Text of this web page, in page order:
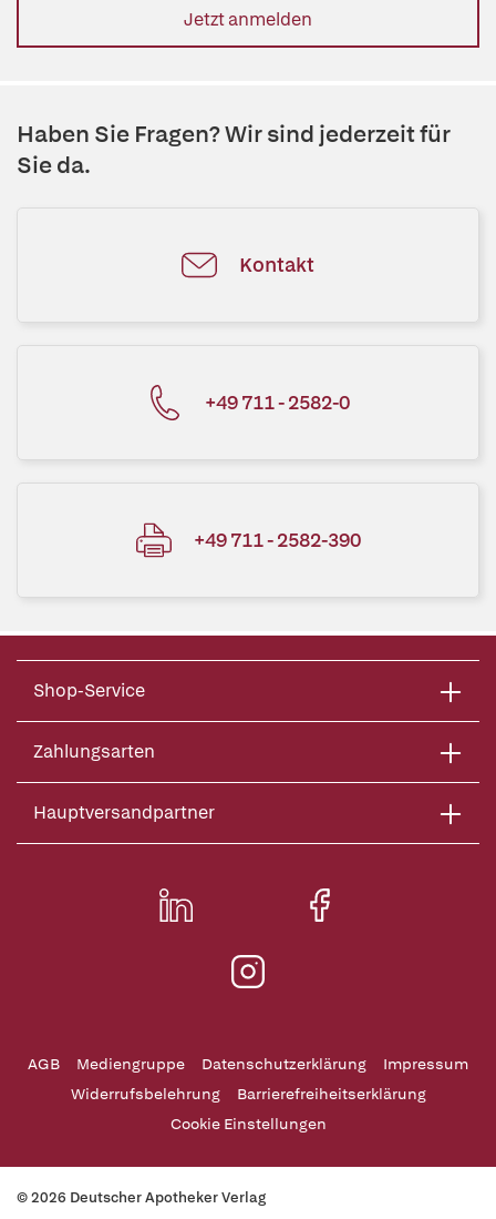
Jetzt anmelden
Haben Sie Fragen? Wir sind jederzeit für
Sie da.
Kontakt
+49 711 - 2582-0
+49 711 - 2582-390
Shop-Service
Zahlungsarten
Hauptversandpartner
AGB Mediengruppe Datenschutzerklärung
Impressum
Widerrufsbelehrung
Barrierefreiheitserklärung
Cookie Einstellungen
© 2026 Deutscher Apotheker Verlag